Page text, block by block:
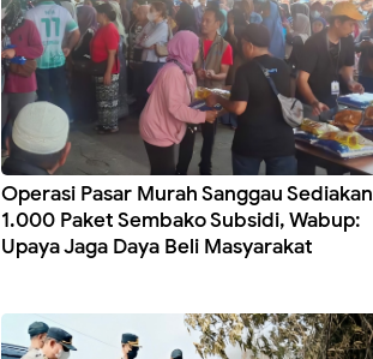
Operasi Pasar Murah Sanggau Sediakan
1.000 Paket Sembako Subsidi, Wabup:
Upaya Jaga Daya Beli Masyarakat